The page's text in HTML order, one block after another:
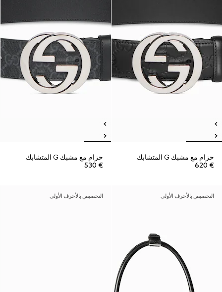
حزام مع مشبك G المتشابك
€ 620
حزام مع مشبك G المتشابك
€ 530
التخصيص بالأحرف الأولى التخصيص بالأحرف الأولى